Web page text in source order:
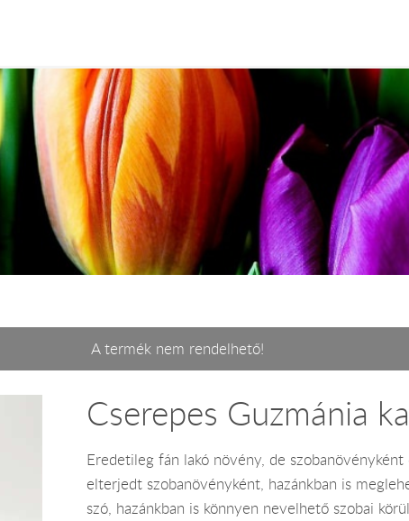
A termék nem rendelhető!
Cserepes Guzmánia
Eredetileg fán lakó növény, de
elterjedt szobanövényként, hazánkban is
szó, hazánkban is könnyen nevelhető szobai